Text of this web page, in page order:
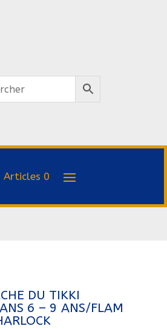
Articles 0
DU TIKKI
6 – 9 ANS/FLAM